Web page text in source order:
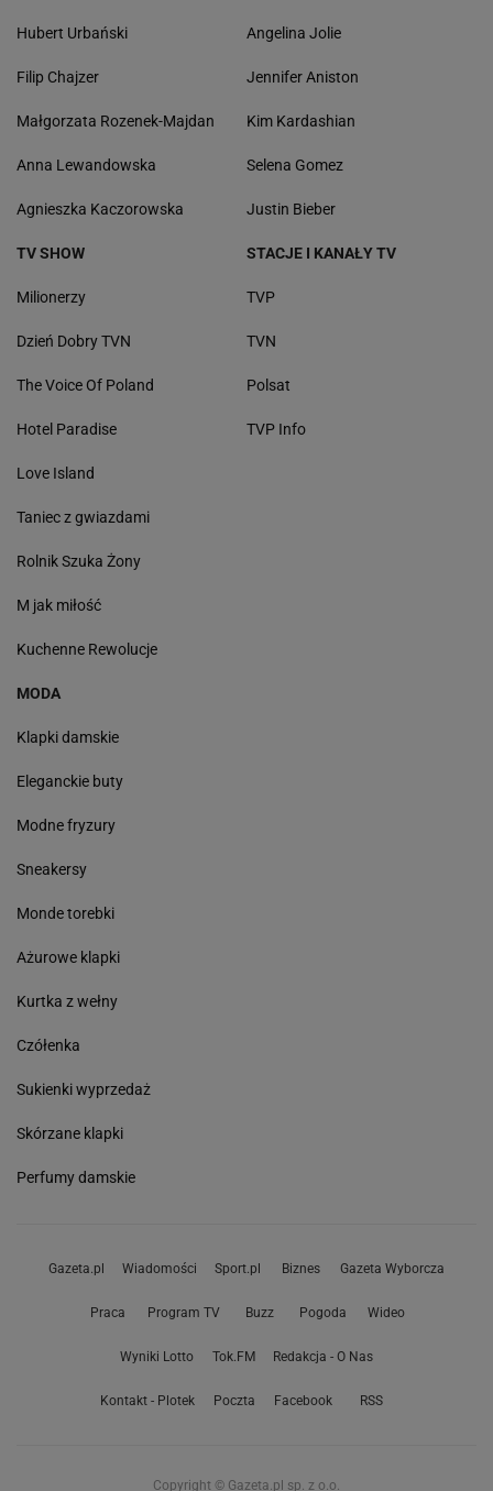
Hubert Urbański
Filip Chajzer
Małgorzata Rozenek-Majdan
Anna Lewandowska
Agnieszka Kaczorowska
Angelina Jolie
Jennifer Aniston
Kim Kardashian
Selena Gomez
Justin Bieber
TV SHOW
Milionerzy
Dzień Dobry TVN
The Voice Of Poland
Hotel Paradise
Love Island
Taniec z gwiazdami
Rolnik Szuka Żony
M jak miłość
Kuchenne Rewolucje
STACJE I KANAŁY TV
TVP
TVN
Polsat
TVP Info
MODA
Klapki damskie
Eleganckie buty
Modne fryzury
Sneakersy
Monde torebki
Ażurowe klapki
Kurtka z wełny
Czółenka
Sukienki wyprzedaż
Skórzane klapki
Perfumy damskie
Gazeta.pl Wiadomości Sport.pl Biznes Gazeta Wyborcza
Praca Program TV Buzz Pogoda Wideo
Wyniki Lotto Tok.FM Redakcja - O Nas
Kontakt - Plotek Poczta Facebook RSS
Copyright © Gazeta.pl sp. z o.o.